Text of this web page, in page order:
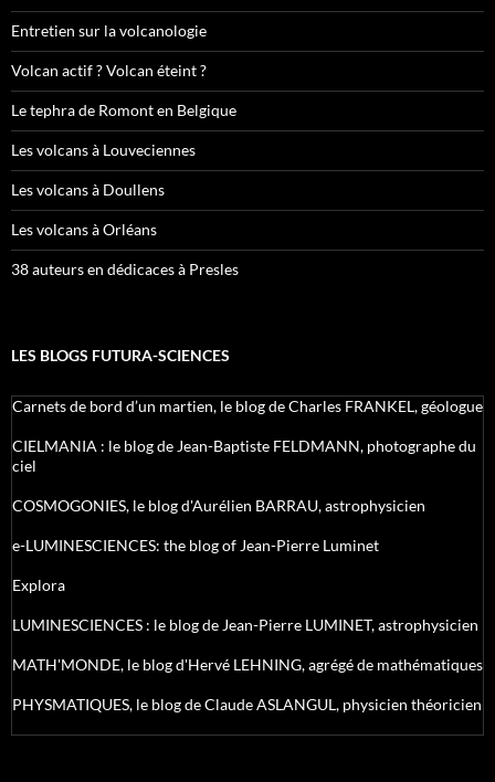
Entretien sur la volcanologie
Volcan actif ? Volcan éteint ?
Le tephra de Romont en Belgique
Les volcans à Louveciennes
Les volcans à Doullens
Les volcans à Orléans
38 auteurs en dédicaces à Presles
LES BLOGS FUTURA-SCIENCES
Carnets de bord d’un martien, le blog de Charles FRANKEL, géologue
CIELMANIA : le blog de Jean-Baptiste FELDMANN, photographe du
ciel
COSMOGONIES, le blog d'Aurélien BARRAU, astrophysicien
e-LUMINESCIENCES: the blog of Jean-Pierre Luminet
Explora
LUMINESCIENCES : le blog de Jean-Pierre LUMINET, astrophysicien
MATH'MONDE, le blog d'Hervé LEHNING, agrégé de mathématiques
PHYSMATIQUES, le blog de Claude ASLANGUL, physicien théoricien